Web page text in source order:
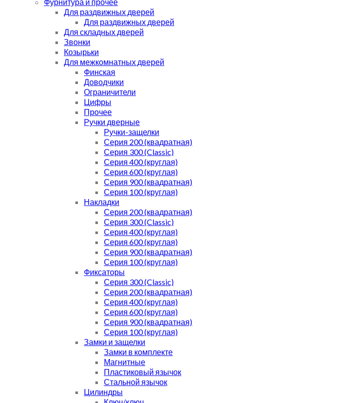
Для раздвижных дверей
Для раздвижных дверей
Для складных дверей
Звонки
Козырьки
Для межкомнатных дверей
Финская
Доводчики
Ограничители
Цифры
Прочее
Ручки дверные
Ручки-защелки
Серия 200 (квадратная)
Серия 300 (Classic)
Серия 400 (круглая)
Серия 600 (круглая)
Серия 900 (квадратная)
Серия 100 (круглая)
Накладки
Серия 200 (квадратная)
Серия 300 (Classic)
Серия 400 (круглая)
Серия 600 (круглая)
Серия 900 (квадратная)
Серия 100 (круглая)
Фиксаторы
Серия 300 (Classic)
Серия 200 (квадратная)
Серия 400 (круглая)
Серия 600 (круглая)
Серия 900 (квадратная)
Серия 100 (круглая)
Замки и защелки
Замки в комплекте
Магнитные
Пластиковый язычок
Стальной язычок
Цилиндры